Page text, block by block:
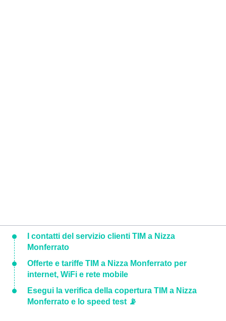
I contatti del servizio clienti TIM a Nizza
Monferrato
Offerte e tariffe TIM a Nizza Monferrato per
internet, WiFi e rete mobile
Esegui la verifica della copertura TIM a Nizza
Monferrato e lo speed test 📡